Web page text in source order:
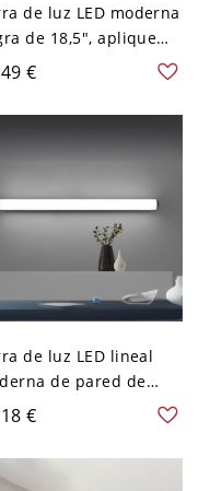
de luz LED moderna
de 18,5", aplique
para espejo de
pasillo o tocador,
120V
€
de luz LED lineal
de pared de
en metal negro con
blanca para tocador,
pasillo o espejo
€